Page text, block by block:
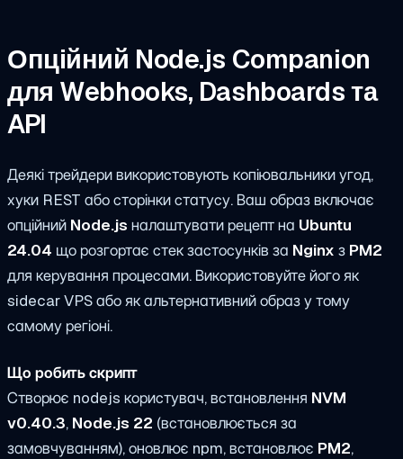
Опційний Node.js Companion
для Webhooks, Dashboards та
API
Деякі трейдери використовують копіювальники угод,
хуки REST або сторінки статусу. Ваш образ включає
опційний Node.js налаштувати рецепт на Ubuntu
24.04 що розгортає стек застосунків за Nginx з PM2
для керування процесами. Використовуйте його як
sidecar VPS або як альтернативний образ у тому
самому регіоні.
Що робить скрипт
Створює nodejs користувач, встановлення NVM
v0.40.3, Node.js 22 (встановлюється за
замовчуванням), оновлює npm, встановлює PM2,